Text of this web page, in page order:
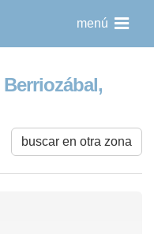
menú
Berriozábal,
buscar en otra zona